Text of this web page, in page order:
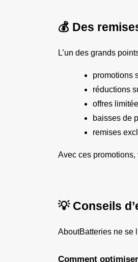
💰 Des
L’un des grands
promotions
réductions
offres
baisses de
remises
Avec ces
💡 Conseils
AboutBatteries ne se
Comment